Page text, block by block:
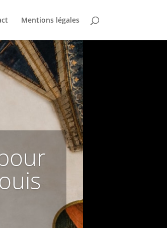
Mentions légales